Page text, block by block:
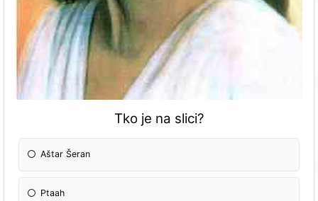
Tko je na slici?
Aštar Šeran
Ptaah